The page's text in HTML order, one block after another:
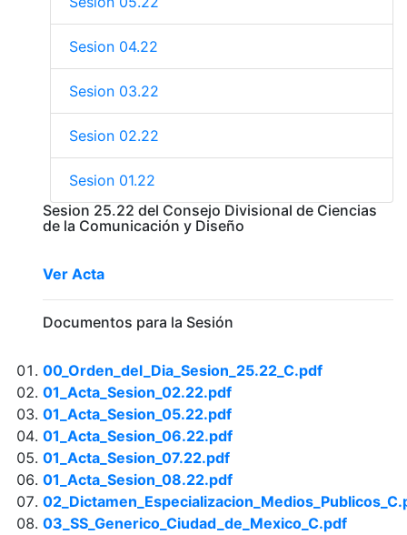
Sesion 04.22
Sesion 03.22
Sesion 02.22
Sesion 01.22
Sesion 25.22 del Consejo Divisional de Ciencias
de la Comunicación y Diseño
Ver Acta
Documentos para la Sesión
00_Orden_del_Dia_Sesion_25.22_C.pdf
01_Acta_Sesion_02.22.pdf
01_Acta_Sesion_05.22.pdf
01_Acta_Sesion_06.22.pdf
01_Acta_Sesion_07.22.pdf
01_Acta_Sesion_08.22.pdf
03_SS_Generico_Ciudad_de_Mexico_C.pdf